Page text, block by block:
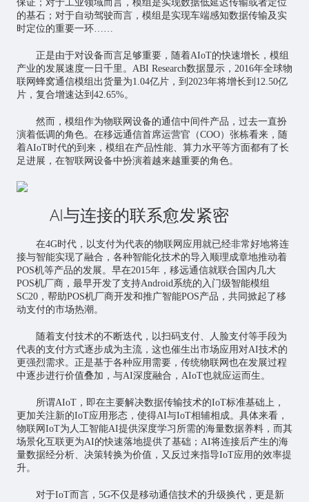
保证；对于工业领域而言，模组是实现数据低延迟传输或者定位
的基石；对于自动驾驶而言，模组是实现车端感知数据传输及实
时定位的重要一环……
正是由于对设备而言足够重要，随着AIoT的快速增长，模组
产业的发展速度一日千里。ABI Research数据显示，2016年全球物
联网 蜂窝通信模组出货量为1.04亿片，到2023年将增长到12.50亿
片，复合增速达到42.65%。
然而，模组作为物联网设备的通信中间件产品，过去一直扮
演着低调的角色。在移远通信首席运营官（COO）张栋看来，随
着AIoT时代的到来，模组在产品性能、算力水平等方面都有了长
足进展，在智联网设备中扮演着越来越重要的角色。
AI与连接的联系愈发紧密
在4G时代，以支付为代表的物联网应用就已经非常好地将连
接与智能实现了融合，各种智能化技术的导入顺理成章地推动着
POS机等产品的发展。早在2015年，移远通信就联合国内几大
POS机厂商，最早开发了支持Android系统的入门级智能模组
SC20，帮助POS机厂商开发和推广智能POS产品，共同掀起了移
动支付的市场热潮。
随着支付技术的不断迭代，以扫码支付、人脸支付等手段为
代表的支付方式逐步成为主流，这也催生出市场应用对AI技术的
更强烈需求。正是基于各种应用需要，传统物联网也在发展过程
中逐步进行价值叠加，与AI深度融合，AIoT也就应运而生。
所谓AIoT，即在主要解决数据传输技术的IoT标准基础上，
更加关注新的IoT应用形态，使得AI与IoT相辅相成。具体来看，
物联网IoT为 人工智能AI提供深度学习所需的海量数据养料，而其
场景化互联更为AI的快速落地提供了基础；AI将连接后产生的海
量数据经分析、决策转换为价值，又反过来指导IoT应用的效率提
升。
对于IoT而言，5G不仅是移动通信技术的升级换代，更是新